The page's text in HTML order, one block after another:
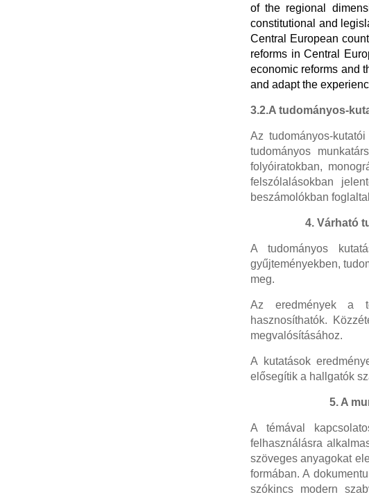
of the regional
constitutional and
Central European
reforms in Central
economic reforms and
and adapt the
3.2.A tudományos-
Az tudományos-
tudományos
folyóiratokban,
felszólalásokban
beszámolókban
4. Várható
A tudományos
gyűjteményekben,
meg.
Az eredmények a
hasznosíthatók.
megvalósításához.
A kutatások
elősegítik a hallgatók
5. A
A témával
felhasználásra
szöveges anyagokat
formában. A
szókincs modern